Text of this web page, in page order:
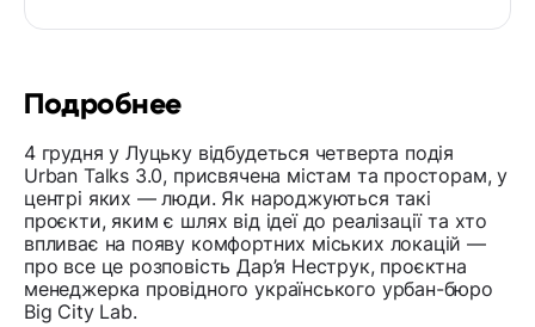
Подробнее
4 грудня у Луцьку відбудеться четверта подія
Urban Talks 3.0, присвячена містам та просторам, у
центрі яких — люди. Як народжуються такі
проєкти, яким є шлях від ідеї до реалізації та хто
впливає на появу комфортних міських локацій —
про все це розповість Дар’я Неструк, проєктна
менеджерка провідного українського урбан-бюро
Big City Lab.